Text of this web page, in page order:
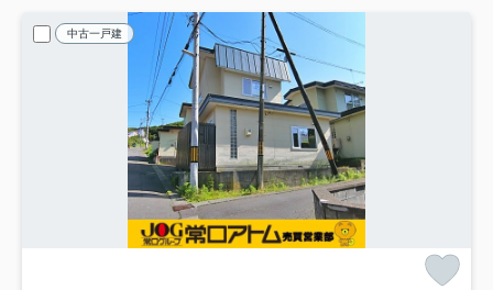
中古一戸建